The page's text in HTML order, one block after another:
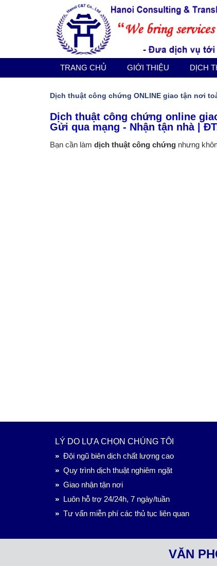
TRANG CHỦ
GIỚI THIỆU
DỊCH THUẬT CÔNG CHỨNG
DỊCH VỤ KHÁC
BÁO GIÁ
TIN TỨC
TRANG CHỦ GIỚI THIỆU DỊCH
Dịch thuật công chứng ONLINE giao tận nơi
Dịch thuật công chứng online
Gửi qua mạng - Nhận tận nhà |
Bạn cần làm dịch thuật công chứng nhưng
LÝ DO LỰA CHỌN CHÚNG TÔI
» Đội ngũ biên dịch chất lượng cao
» Quy trình dịch thuật nghiêm ngặt
» Giao nhận tận nơi
» Luôn hỗ trợ 24/24h, 7 ngày/tuần
» Tư vấn miễn phí các thủ tục liên quan
VĂN